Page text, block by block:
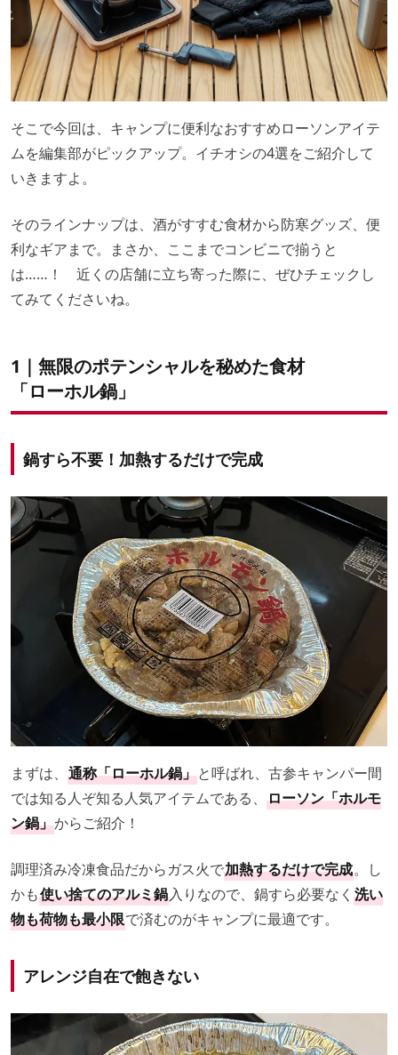
そこで今回は、キャンプに便利なおすすめローソンアイテ
ムを編集部がピックアップ。イチオシの4選をご紹介して
いきますよ。
そのラインナップは、酒がすすむ食材から防寒グッズ、便
利なギアまで。まさか、ここまでコンビニで揃うと
は……！ 近くの店舗に立ち寄った際に、ぜひチェックし
てみてくださいね。
1｜無限のポテンシャルを秘めた食材
「ローホル鍋」
鍋すら不要！加熱するだけで完成
まずは、 通称「ローホル鍋」と呼ばれ、古参キャンパー間
では知る人ぞ知る人気アイテムである、 ローソン「ホルモ
ン鍋」からご紹介！
調理済み冷凍食品だからガス火で加熱するだけで完成。し
かも使い捨てのアルミ鍋入りなので、鍋すら必要なく 洗い
物も荷物も最小限で済むのがキャンプに最適です。
アレンジ自在で飽きない